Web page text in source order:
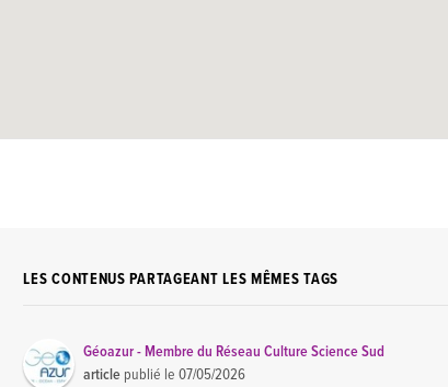
LES CONTENUS PARTAGEANT LES MÊMES TAGS
Géoazur - Membre du Réseau Culture Science Sud
article publié le07/05/2026